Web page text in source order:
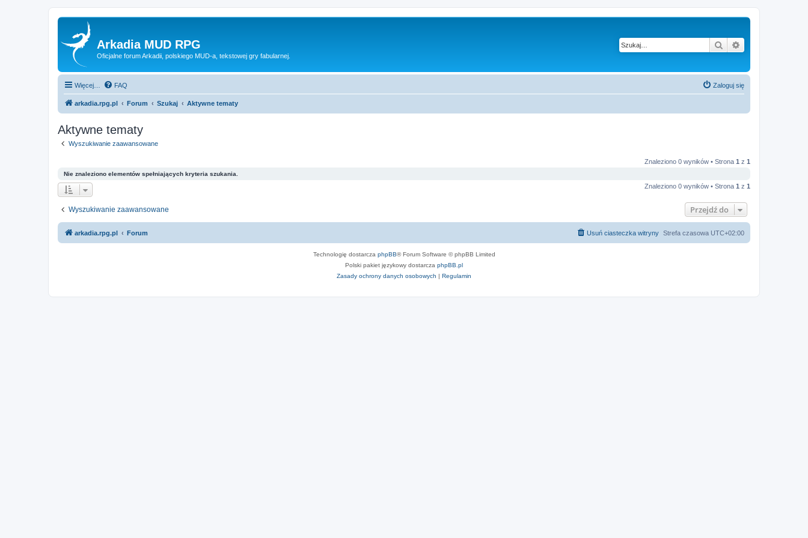
Arkadia MUD RPG
Oficjalne forum Arkadii, polskiego MUD-a, tekstowej gry fabularnej.
Szukaj
Więcej… FAQ Zaloguj się
arkadia.rpg.pl Forum Szukaj Aktywne tematy
Aktywne tematy
Wyszukiwanie zaawansowane
Znaleziono 0 wyników • Strona 1 z 1
Nie znaleziono elementów spełniających kryteria szukania.
Znaleziono 0 wyników • Strona 1 z 1
Wyszukiwanie zaawansowane Przejdź do
arkadia.rpg.pl Forum Strefa czasowa UTC+02:00
Usuń ciasteczka witryny
Technologię dostarcza phpBB® Forum Software © phpBB Limited
Polski pakiet językowy dostarcza phpBB.pl
Zasady ochrony danych osobowych | Regulamin